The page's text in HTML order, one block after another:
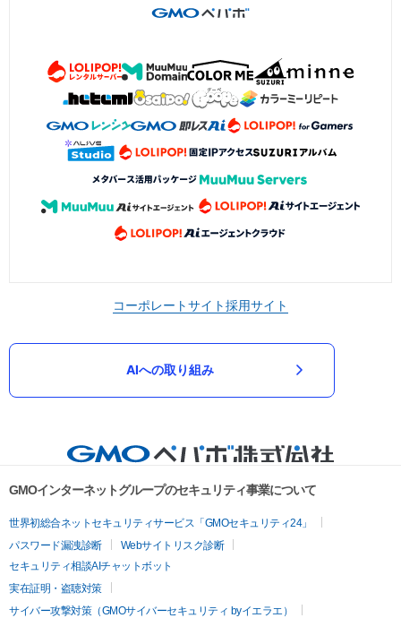
コーポレートサイト採用サイト
AIへの取り組み
GMOインターネットグループのセキュリティ事業について
世界初総合ネットセキュリティサービス「GMOセキュリティ24」
パスワード漏洩診断
Webサイトリスク診断
セキュリティ相談AIチャットボット
実在証明・盗聴対策
サイバー攻撃対策（GMOサイバーセキュリティ byイエラエ）